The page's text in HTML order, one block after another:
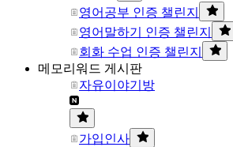
영어공부 인증 챌린지
영어말하기 인증 챌린지
회화 수업 인증 챌린지
메모리워드 게시판
자유이야기방
가입인사